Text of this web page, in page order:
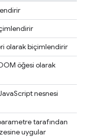
olarak biçimlendirir
öğesi olarak
nesnesi
tarafından
uygular